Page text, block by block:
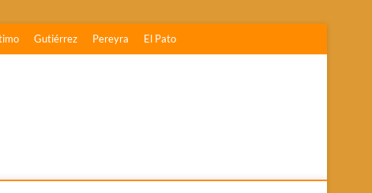
Gutiérrez Pereyra El Pato